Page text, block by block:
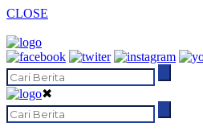
CLOSE
✖